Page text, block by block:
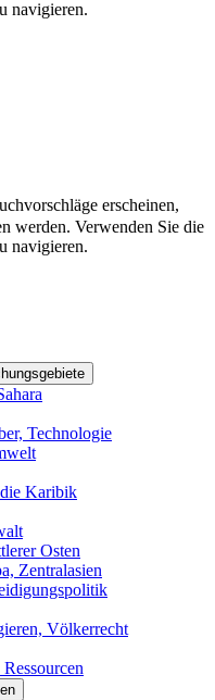
navigieren.
erscheinen,
werden. Verwenden Sie die
navigieren.
Technologie
Karibik
Osten
Zentralasien
Völkerrecht